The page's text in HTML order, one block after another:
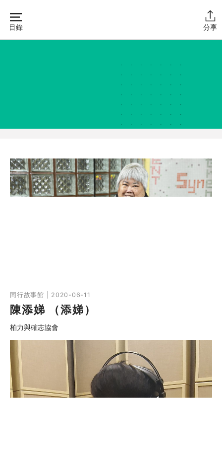
content
目錄 分享
主頁
SHO專題
關於我們
同行故事館 | 2020-06-11
陳添娣 （添娣）
柏力與確志協會